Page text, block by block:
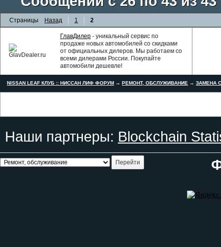
Страницы Назад 1 2
ГлавДилер - уникальный сервис по
продаже новых автомобилей со скидками
от официальных дилеров. Мы работаем со
всеми дилерами России. Покупайте
автомобили дешевле!
NISSAN LEAF КЛУБ :: НИССАН ЛИФ ФОРУМ →РЕМОНТ, ОБСЛУЖИВАНИЕ →ЗАМЕНА
Наши партнеры: Blockchain